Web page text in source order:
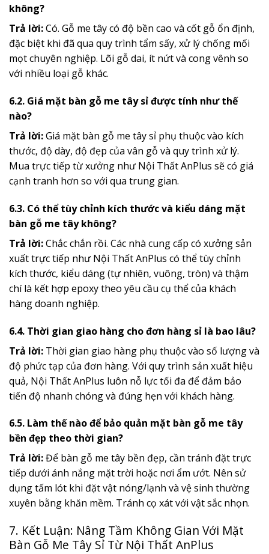
không?
Trả lời:Có. Gỗ me tây có độ bền cao và cốt gỗ ổn định,
đặc biệt khi đã qua quy trình tẩm sấy, xử lý chống mối
mọt chuyên nghiệp. Lõi gỗ dai, ít nứt và cong vênh so
với nhiều loại gỗ khác.
6.2. Giá mặt bàn gỗ me tây sỉ được tính như thế
nào?
Trả lời:Giá mặt bàn gỗ me tây sỉ phụ thuộc vào kích
thước, độ dày, độ đẹp của vân gỗ và quy trình xử lý.
Mua trực tiếp từ xưởng như Nội Thất AnPlus sẽ có giá
cạnh tranh hơn so với qua trung gian.
6.3. Có thể tùy chỉnh kích thước và kiểu dáng mặt
bàn gỗ me tây không?
Trả lời:Chắc chắn rồi. Các nhà cung cấp có xưởng sản
xuất trực tiếp như Nội Thất AnPlus có thể tùy chỉnh
kích thước, kiểu dáng (tự nhiên, vuông, tròn) và thậm
chí là kết hợp epoxy theo yêu cầu cụ thể của khách
hàng doanh nghiệp.
6.4. Thời gian giao hàng cho đơn hàng sỉ là bao lâu?
Trả lời: Thời gian giao hàng phụ thuộc vào số lượng và
độ phức tạp của đơn hàng. Với quy trình sản xuất hiệu
quả, Nội Thất AnPlus luôn nỗ lực tối đa để đảm bảo
tiến độ nhanh chóng và đúng hẹn với khách hàng.
6.5. Làm thế nào để bảo quản mặt bàn gỗ me tây
bền đẹp theo thời gian?
Trả lời:Để bàn gỗ me tây bền đẹp, cần tránh đặt trực
tiếp dưới ánh nắng mặt trời hoặc nơi ẩm ướt. Nên sử
dụng tấm lót khi đặt vật nóng/lạnh và vệ sinh thường
xuyên bằng khăn mềm. Tránh cọ xát với vật sắc nhọn.
7. Kết Luận: Nâng Tầm Không Gian Với Mặt
Bàn Gỗ Me Tây Sỉ Từ Nội Thất AnPlus